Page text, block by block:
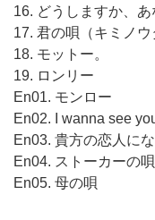
16. どうしますか、あ
17. 君の唄（キミノウ
18. モットー。
19. ロンリー
En01. モンロー
En02. I wanna see
En03. 貴方の恋人に
En04. ストーカーの
En05. 母の唄